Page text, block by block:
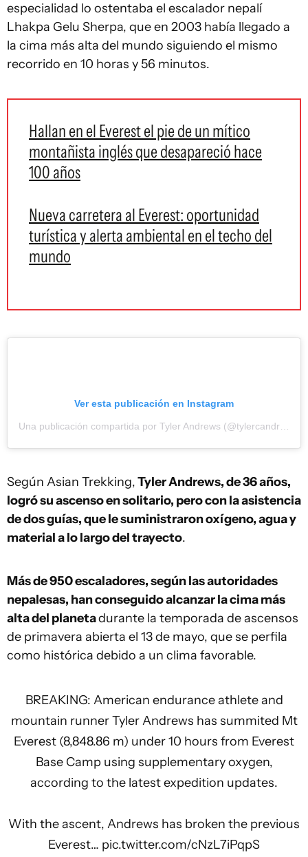
especialidad lo ostentaba el escalador nepalí
Lhakpa Gelu Sherpa, que en 2003 había llegado a
la cima más alta del mundo siguiendo el mismo
recorrido en 10 horas y 56 minutos.
Hallan en el Everest el pie de un mítico
montañista inglés que desapareció hace
100 años
Nueva carretera al Everest: oportunidad
turística y alerta ambiental en el techo del
mundo
Ver esta publicación en Instagram
Según Asian Trekking,Tyler Andrews, de 36 años,
logró su ascenso en solitario, pero con la asistencia
de dos guías, que le suministraron oxígeno, agua y
material a lo largo del trayecto.
Más de 950 escaladores, según las autoridades
nepalesas, han conseguido alcanzar la cima más
alta del planetadurante la temporada de ascensos
de primavera abierta el 13 de mayo, que se perfila
como histórica debido a un clima favorable.
BREAKING: American endurance athlete and
mountain runner Tyler Andrews has summited Mt
Everest (8,848.86 m) under 10 hours from Everest
Base Camp using supplementary oxygen,
according to the latest expedition updates.
With the ascent, Andrews has broken the previous
Everest… pic.twitter.com/cNzL7iPqpS